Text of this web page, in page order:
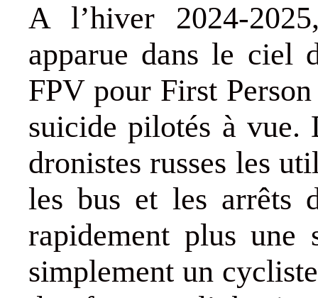
A l’hiver 2024-
apparue dans le ciel
FPV pour First
suicide pilotés à vue.
dronistes russes les
les bus et les arrêts
rapidement plus une
simplement un